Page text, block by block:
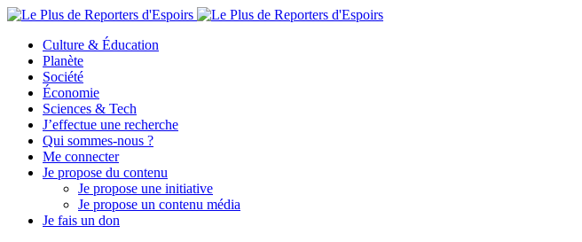
Culture & Éducation
Planète
Société
Économie
Sciences & Tech
J’effectue une recherche
Qui sommes-nous ?
Me connecter
Je propose du contenu
Je propose une initiative
Je propose un contenu média
Je fais un don